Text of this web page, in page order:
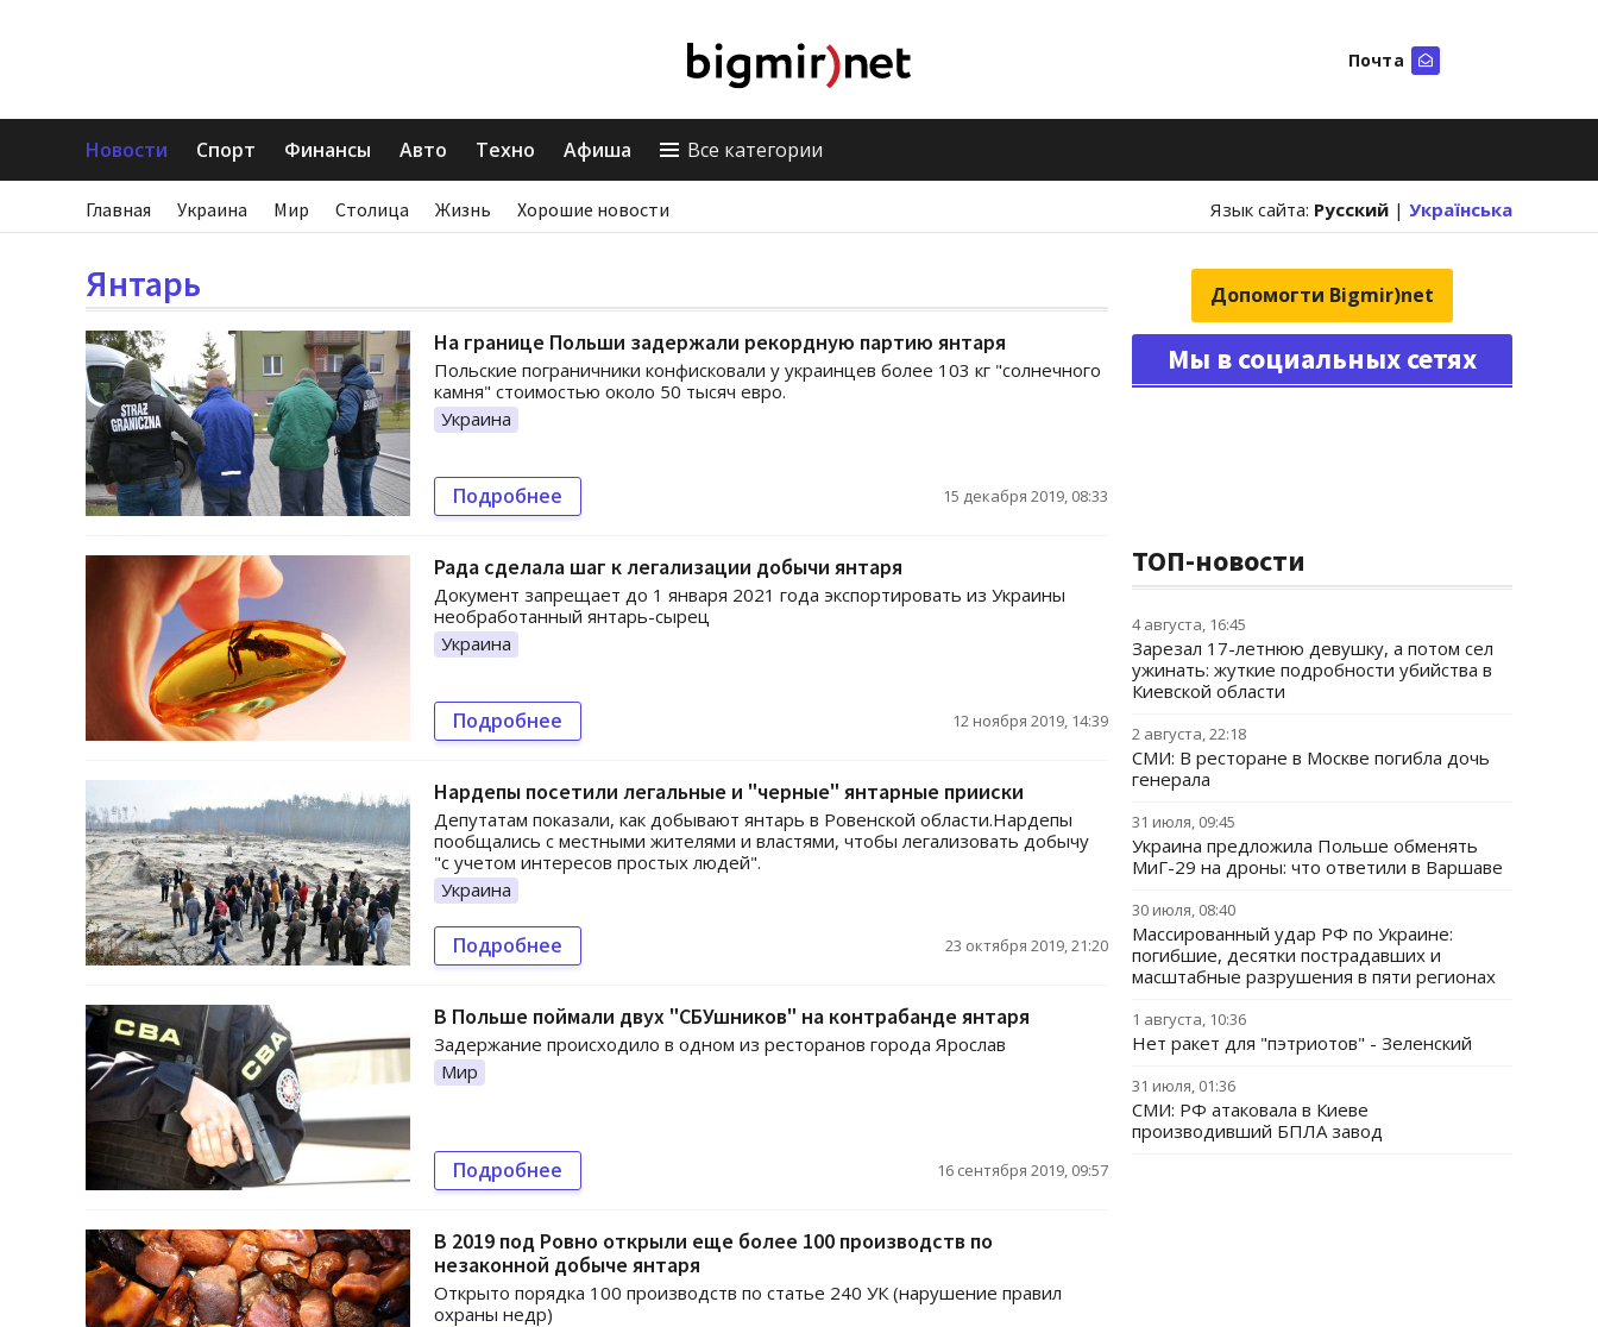
Почта
Новости Спорт Финансы Авто Техно Афиша Все категории
Главная Украина Мир Столица Жизнь Хорошие новости Язык сайта: Русский | Українська
Янтарь
На границе Польши задержали рекордную партию янтаря
Польские пограничники конфисковали у украинцев более 103 кг "солнечного
камня" стоимостью около 50 тысяч евро.
Украина
Подробнее 15 декабря 2019, 08:33
Рада сделала шаг к легализации добычи янтаря
Документ запрещает до 1 января 2021 года экспортировать из Украины
необработанный янтарь-сырец
Украина
Подробнее 12 ноября 2019, 14:39
Нардепы посетили легальные и "черные" янтарные прииски
Депутатам показали, как добывают янтарь в Ровенской области.Нардепы
пообщались с местными жителями и властями, чтобы легализовать добычу
"с учетом интересов простых людей".
Украина
Подробнее 23 октября 2019, 21:20
В Польше поймали двух "СБУшников" на контрабанде янтаря
Задержание происходило в одном из ресторанов города Ярослав
Мир
Подробнее 16 сентября 2019, 09:57
В 2019 под Ровно открыли еще более 100 производств по
незаконной добыче янтаря
Открыто порядка 100 производств по статье 240 УК (нарушение правил
охраны недр)
Допомогти Bigmir)net
Мы в социальных сетях
ТОП-новости
4 августа, 16:45
Зарезал 17-летнюю девушку, а потом сел
ужинать: жуткие подробности убийства в
Киевской области
2 августа, 22:18
СМИ: В ресторане в Москве погибла дочь
генерала
31 июля, 09:45
Украина предложила Польше обменять
МиГ-29 на дроны: что ответили в Варшаве
30 июля, 08:40
Массированный удар РФ по Украине:
погибшие, десятки пострадавших и
масштабные разрушения в пяти регионах
1 августа, 10:36
Нет ракет для "пэтриотов" - Зеленский
31 июля, 01:36
СМИ: РФ атаковала в Киеве
производивший БПЛА завод